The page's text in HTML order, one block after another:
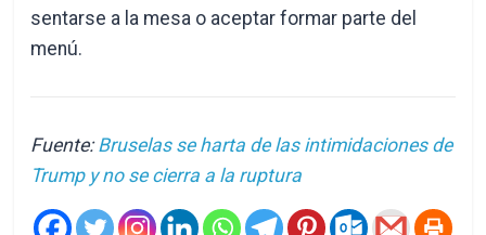
sentarse a la mesa o aceptar formar parte del
menú.
Fuente:Bruselas se harta de las intimidaciones de
Trump y no se cierra a la ruptura